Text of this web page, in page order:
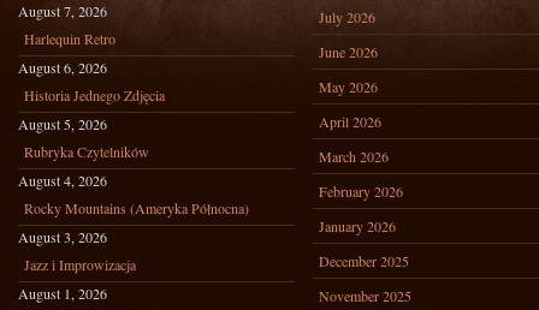
August 7, 2026
Harlequin Retro
August 6, 2026
Historia Jednego Zdjęcia
August 5, 2026
Rubryka Czytelników
August 4, 2026
Rocky Mountains (Ameryka Północna)
August 3, 2026
Jazz i Improwizacja
August 1, 2026
July 2026
June 2026
May 2026
April 2026
March 2026
February 2026
January 2026
December 2025
November 2025